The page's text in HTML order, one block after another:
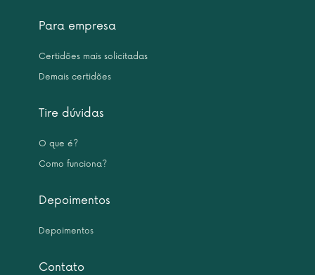
Para empresa
Certidões mais solicitadas
Demais certidões
Tire dúvidas
O que é?
Como funciona?
Depoimentos
Depoimentos
Contato